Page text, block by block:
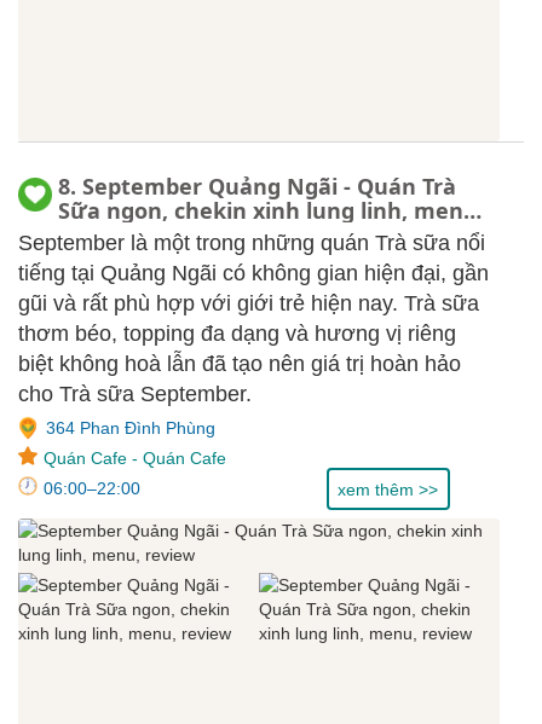
8. September Quảng Ngãi - Quán Trà
Sữa ngon, chekin xinh lung linh, menu,
review
September là một trong những quán Trà sữa nổi
tiếng tại Quảng Ngãi có không gian hiện đại, gần
gũi và rất phù hợp với giới trẻ hiện nay. Trà sữa
thơm béo, topping đa dạng và hương vị riêng
biệt không hoà lẫn đã tạo nên giá trị hoàn hảo
cho Trà sữa September.
364 Phan Đình Phùng
Quán Cafe - Quán Cafe
06:00–22:00
xem thêm >>